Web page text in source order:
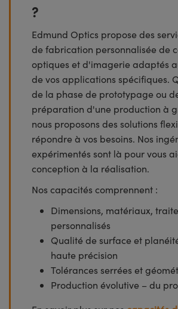
?
Edmund Optics propose des
de fabrication personnalisée de
optiques et d'imagerie adaptés
de vos applications spécifiques.
de la phase de prototypage ou
préparation d'une production à
nous proposons des solutions
répondre à vos besoins. Nos
expérimentés sont là pour vous
conception à la réalisation.
Nos capacités comprennent :
Dimensions, matériaux,
personnalisés
Qualité de surface et
haute précision
Tolérances serrées et
Production évolutive – du